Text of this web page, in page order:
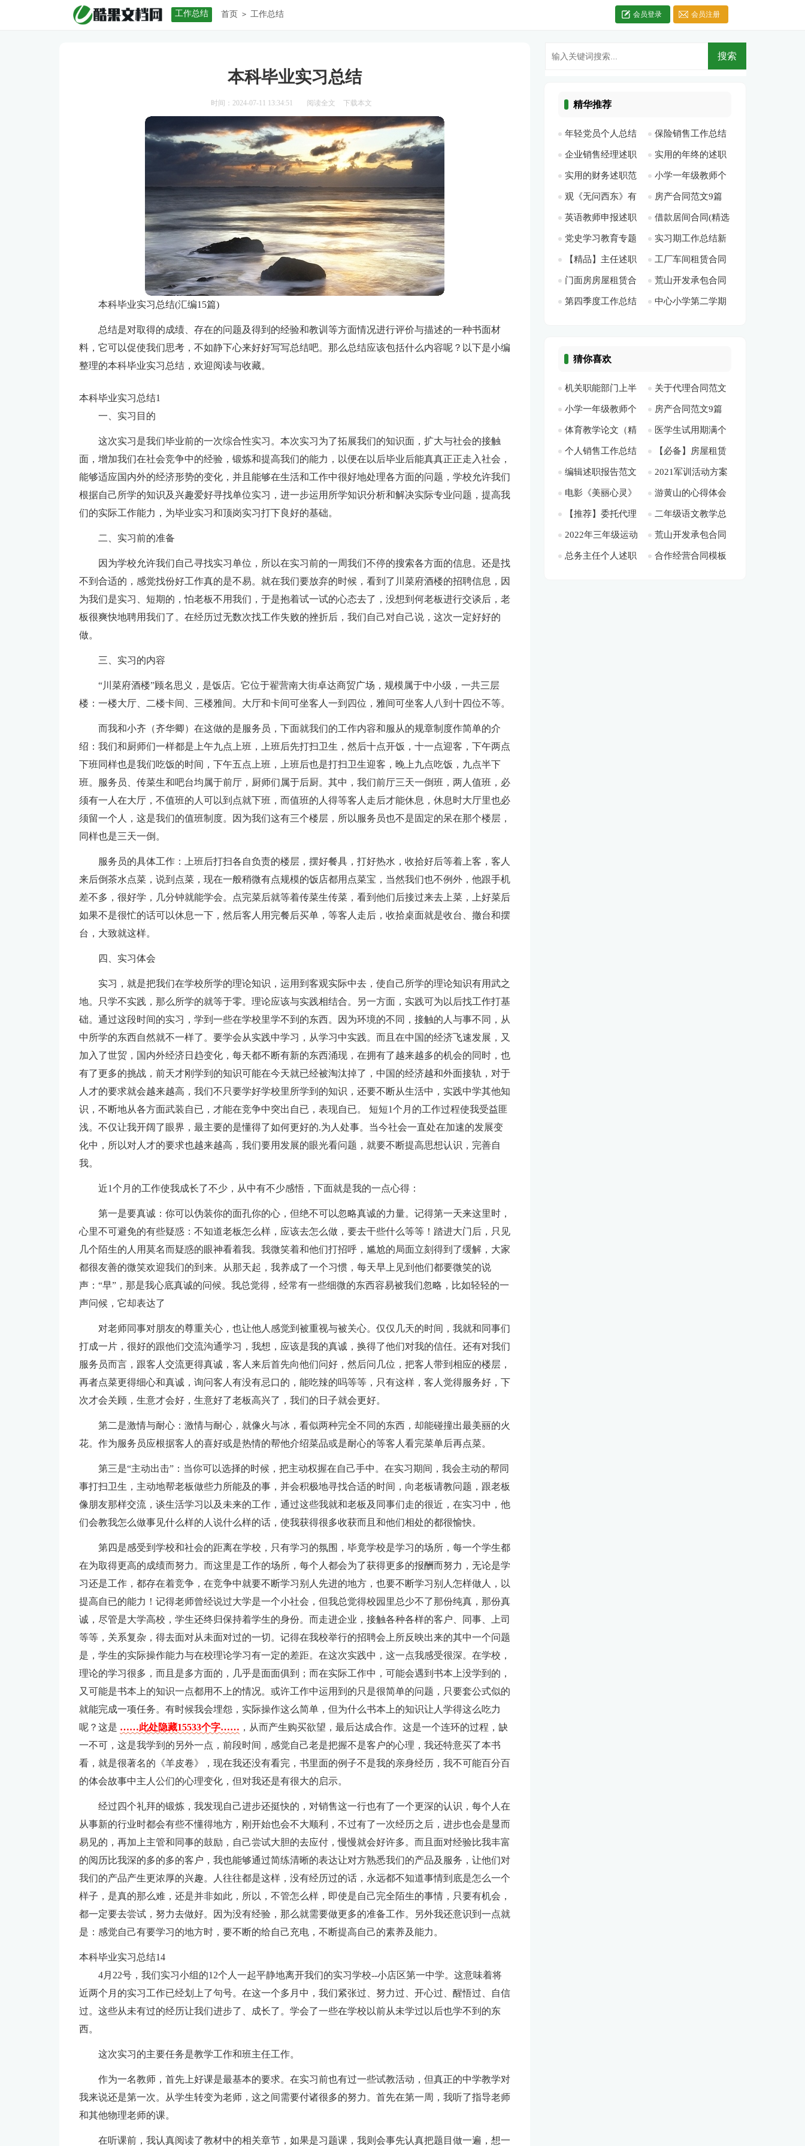
工作总结 首页 > 工作总结 会员登录 会员注册
本科毕业实习总结
时间：2024-07-11 13:34:51 阅读全文 下载本文
本科毕业实习总结(汇编15篇)
总结是对取得的成绩、存在的问题及得到的经验和教训等方面情况进行评价与描述的一种书面材
料，它可以促使我们思考，不如静下心来好好写写总结吧。那么总结应该包括什么内容呢？以下是小编
整理的本科毕业实习总结，欢迎阅读与收藏。
本科毕业实习总结1
一、实习目的
这次实习是我们毕业前的一次综合性实习。本次实习为了拓展我们的知识面，扩大与社会的接触
面，增加我们在社会竞争中的经验，锻炼和提高我们的能力，以便在以后毕业后能真真正正走入社会，
能够适应国内外的经济形势的变化，并且能够在生活和工作中很好地处理各方面的问题，学校允许我们
根据自己所学的知识及兴趣爱好寻找单位实习，进一步运用所学知识分析和解决实际专业问题，提高我
们的实际工作能力，为毕业实习和顶岗实习打下良好的基础。
二、实习前的准备
因为学校允许我们自己寻找实习单位，所以在实习前的一周我们不停的搜索各方面的信息。还是找
不到合适的，感觉找份好工作真的是不易。就在我们要放弃的时候，看到了川菜府酒楼的招聘信息，因
为我们是实习、短期的，怕老板不用我们，于是抱着试一试的心态去了，没想到何老板进行交谈后，老
板很爽快地聘用我们了。在经历过无数次找工作失败的挫折后，我们自己对自己说，这次一定好好的
做。
三、实习的内容
“川菜府酒楼”顾名思义，是饭店。它位于翟营南大街卓达商贸广场，规模属于中小级，一共三层
楼：一楼大厅、二楼卡间、三楼雅间。大厅和卡间可坐客人一到四位，雅间可坐客人八到十四位不等。
而我和小齐（齐华卿）在这做的是服务员，下面就我们的工作内容和服从的规章制度作简单的介
绍：我们和厨师们一样都是上午九点上班，上班后先打扫卫生，然后十点开饭，十一点迎客，下午两点
下班同样也是我们吃饭的时间，下午五点上班，上班后也是打扫卫生迎客，晚上九点吃饭，九点半下
班。服务员、传菜生和吧台均属于前厅，厨师们属于后厨。其中，我们前厅三天一倒班，两人值班，必
须有一人在大厅，不值班的人可以到点就下班，而值班的人得等客人走后才能休息，休息时大厅里也必
须留一个人，这是我们的值班制度。因为我们这有三个楼层，所以服务员也不是固定的呆在那个楼层，
同样也是三天一倒。
服务员的具体工作：上班后打扫各自负责的楼层，摆好餐具，打好热水，收拾好后等着上客，客人
来后倒茶水点菜，说到点菜，现在一般稍微有点规模的饭店都用点菜宝，当然我们也不例外，他跟手机
差不多，很好学，几分钟就能学会。点完菜后就等着传菜生传菜，看到他们后接过来去上菜，上好菜后
如果不是很忙的话可以休息一下，然后客人用完餐后买单，等客人走后，收拾桌面就是收台、撤台和摆
台，大致就这样。
四、实习体会
实习，就是把我们在学校所学的理论知识，运用到客观实际中去，使自己所学的理论知识有用武之
地。只学不实践，那么所学的就等于零。理论应该与实践相结合。另一方面，实践可为以后找工作打基
础。通过这段时间的实习，学到一些在学校里学不到的东西。因为环境的不同，接触的人与事不同，从
中所学的东西自然就不一样了。要学会从实践中学习，从学习中实践。而且在中国的经济飞速发展，又
加入了世贸，国内外经济日趋变化，每天都不断有新的东西涌现，在拥有了越来越多的机会的同时，也
有了更多的挑战，前天才刚学到的知识可能在今天就已经被淘汰掉了，中国的经济越和外面接轨，对于
人才的要求就会越来越高，我们不只要学好学校里所学到的知识，还要不断从生活中，实践中学其他知
识，不断地从各方面武装自已，才能在竞争中突出自已，表现自已。 短短1个月的工作过程使我受益匪
浅。不仅让我开阔了眼界，最主要的是懂得了如何更好的.为人处事。当今社会一直处在加速的发展变
化中，所以对人才的要求也越来越高，我们要用发展的眼光看问题，就要不断提高思想认识，完善自
我。
近1个月的工作使我成长了不少，从中有不少感悟，下面就是我的一点心得：
第一是要真诚：你可以伪装你的面孔你的心，但绝不可以忽略真诚的力量。记得第一天来这里时，
心里不可避免的有些疑惑：不知道老板怎么样，应该去怎么做，要去干些什么等等！踏进大门后，只见
几个陌生的人用莫名而疑惑的眼神看着我。我微笑着和他们打招呼，尴尬的局面立刻得到了缓解，大家
都很友善的微笑欢迎我们的到来。从那天起，我养成了一个习惯，每天早上见到他们都要微笑的说
声：“早”，那是我心底真诚的问候。我总觉得，经常有一些细微的东西容易被我们忽略，比如轻轻的一
声问候，它却表达了
对老师同事对朋友的尊重关心，也让他人感觉到被重视与被关心。仅仅几天的时间，我就和同事们
打成一片，很好的跟他们交流沟通学习，我想，应该是我的真诚，换得了他们对我的信任。还有对我们
服务员而言，跟客人交流更得真诚，客人来后首先向他们问好，然后问几位，把客人带到相应的楼层，
再者点菜更得细心和真诚，询问客人有没有忌口的，能吃辣的吗等等，只有这样，客人觉得服务好，下
次才会关顾，生意才会好，生意好了老板高兴了，我们的日子就会更好。
第二是激情与耐心：激情与耐心，就像火与冰，看似两种完全不同的东西，却能碰撞出最美丽的火
花。作为服务员应根据客人的喜好或是热情的帮他介绍菜品或是耐心的等客人看完菜单后再点菜。
第三是“主动出击”：当你可以选择的时候，把主动权握在自己手中。在实习期间，我会主动的帮同
事打扫卫生，主动地帮老板做些力所能及的事，并会积极地寻找合适的时间，向老板请教问题，跟老板
像朋友那样交流，谈生活学习以及未来的工作，通过这些我就和老板及同事们走的很近，在实习中，他
们会教我怎么做事见什么样的人说什么样的话，使我获得很多收获而且和他们相处的都很愉快。
第四是感受到学校和社会的距离在学校，只有学习的氛围，毕竟学校是学习的场所，每一个学生都
在为取得更高的成绩而努力。而这里是工作的场所，每个人都会为了获得更多的报酬而努力，无论是学
习还是工作，都存在着竞争，在竞争中就要不断学习别人先进的地方，也要不断学习别人怎样做人，以
提高自已的能力！记得老师曾经说过大学是一个小社会，但我总觉得校园里总少不了那份纯真，那份真
诚，尽管是大学高校，学生还终归保持着学生的身份。而走进企业，接触各种各样的客户、同事、上司
等等，关系复杂，得去面对从未面对过的一切。记得在我校举行的招聘会上所反映出来的其中一个问题
是，学生的实际操作能力与在校理论学习有一定的差距。在这次实践中，这一点我感受很深。在学校，
理论的学习很多，而且是多方面的，几乎是面面俱到；而在实际工作中，可能会遇到书本上没学到的，
又可能是书本上的知识一点都用不上的情况。或许工作中运用到的只是很简单的问题，只要套公式似的
就能完成一项任务。有时候我会埋怨，实际操作这么简单，但为什么书本上的知识让人学得这么吃力
呢？这是 ……此处隐藏15533个字…… ，从而产生购买欲望，最后达成合作。这是一个连环的过程，缺
一不可，这是我学到的另外一点，前段时间，感觉自己老是把握不是客户的心理，我还特意买了本书
看，就是很著名的《羊皮卷》，现在我还没有看完，书里面的例子不是我的亲身经历，我不可能百分百
的体会故事中主人公们的心理变化，但对我还是有很大的启示。
经过四个礼拜的锻炼，我发现自己进步还挺快的，对销售这一行也有了一个更深的认识，每个人在
从事新的行业时都会有些不懂得地方，刚开始也会不大顺利，不过有了一次经历之后，进步也会是显而
易见的，再加上主管和同事的鼓励，自己尝试大胆的去应付，慢慢就会好许多。而且面对经验比我丰富
的阅历比我深的多的多的客户，我也能够通过简练清晰的表达让对方熟悉我们的产品及服务，让他们对
我们的产品产生更浓厚的兴趣。人往往都是这样，没有经历过的话，永远都不知道事情到底是怎么一个
样子，是真的那么难，还是并非如此，所以，不管怎么样，即使是自己完全陌生的事情，只要有机会，
都一定要去尝试，努力去做好。因为没有经验，那么就需要做更多的准备工作。另外我还意识到一点就
是：感觉自己有要学习的地方时，要不断的给自己充电，不断提高自己的素养及能力。
本科毕业实习总结14
4月22号，我们实习小组的12个人一起平静地离开我们的实习学校--小店区第一中学。这意味着将
近两个月的实习工作已经划上了句号。在这一个多月中，我们紧张过、努力过、开心过、醒悟过、自信
过。这些从未有过的经历让我们进步了、成长了。学会了一些在学校以前从未学过以后也学不到的东
西。
这次实习的主要任务是教学工作和班主任工作。
作为一名教师，首先上好课是最基本的要求。在实习前也有过一些试教活动，但真正的中学教学对
我来说还是第一次。从学生转变为老师，这之间需要付诸很多的努力。首先在第一周，我听了指导老师
和其他物理老师的课。
在听课前，我认真阅读了教材中的相关章节，如果是习题课，我则会事先认真把题目做一遍，想一
精华推荐
年轻党员个人总结
[此文共1322字]
保险销售工作总结
最新[此文共5704字]
企业销售经理述职
报告6篇[此文共
10594字]
实用的年终的述职
报告范文10篇[此文
共11441字]
实用的财务述职范
文锦集6篇[此文共
7034字]
小学一年级教师个
人工作计划[此文共
4547字]
观《无问西东》有
感[此文共1369字]
房产合同范文9篇
[此文共7320字]
英语教师申报述职
报告[此文共760字]
借款居间合同(精选
15篇)[此文共19792
字]
党史学习教育专题
组织生活会发言材料
（感悟和收获、存在
的差距和不足）[此
实习期工作总结新
版多篇[此文共4978
字]
【精品】主任述职
汇编10篇[此文共
16868字]
工厂车间租赁合同
[此文共1828字]
门面房房屋租赁合
同【热门】[此文共
荒山开发承包合同
标准格式[此文共
第四季度工作总结 中心小学第二学期
猜你喜欢
机关职能部门上半
年健康城市创建工作
总结[此文共2087字]
关于代理合同范文
合集8篇[此文共9233
字]
小学一年级教师个
人工作计划[此文共
4547字]
房产合同范文9篇
[此文共7320字]
体育教学论文（精
选24篇）[此文共
47118字]
医学生试用期满个
人总结[此文共3227
字]
个人销售工作总结
(15篇)[此文共16403
字]
【必备】房屋租赁
合同范文锦集七篇
[此文共7886字]
编辑述职报告范文
[此文共3719字]
2021军训活动方案
[此文共1618字]
电影《美丽心灵》
观后感(精选多篇)[此
文共9390字]
游黄山的心得体会
[此文共4223字]
【推荐】委托代理
合同汇总10篇[此文
共7255字]
二年级语文教学总
结[此文共19485字]
2022年三年级运动
会满分作文[此文共
荒山开发承包合同
标准格式[此文共
总务主任个人述职 合作经营合同模板